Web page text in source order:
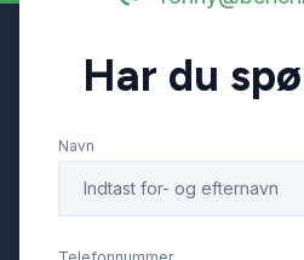
Har du
Navn